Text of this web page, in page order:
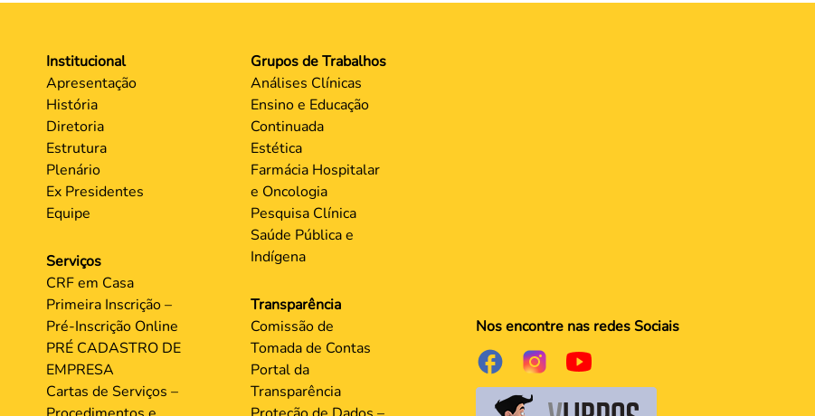
Institucional
Apresentação
História
Diretoria
Estrutura
Plenário
Ex Presidentes
Equipe
Serviços
CRF em Casa
Primeira Inscrição –
Pré-Inscrição Online
PRÉ CADASTRO DE
EMPRESA
Cartas de Serviços –
Grupos de Trabalhos
Análises Clínicas
Ensino e Educação
Continuada
Estética
Farmácia Hospitalar
e Oncologia
Pesquisa Clínica
Saúde Pública e
Indígena
Transparência
Comissão de
Tomada de Contas
Portal da
Transparência
Nos encontre nas redes Sociais